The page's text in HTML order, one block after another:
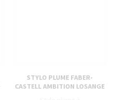
STYLO PLUME FABER-
CASTELL AMBITION LOSANGE